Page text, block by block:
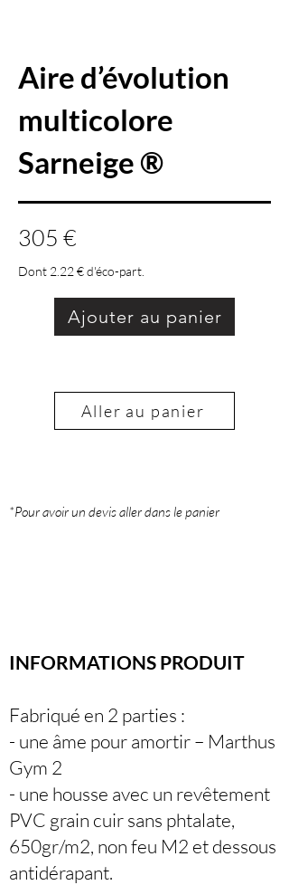
Aire d’évolution
multicolore
Sarneige ®
305 €
Dont 2.22 € d'éco-part.
Ajouter au panier
Aller au panier
*Pour avoir un devis aller dans le panier
INFORMATIONS PRODUIT
Fabriqué en 2 parties :
- une âme pour amortir – Marthus
Gym 2
- une housse avec un revêtement
PVC grain cuir sans phtalate,
650gr/m2, non feu M2 et dessous
antidérapant.